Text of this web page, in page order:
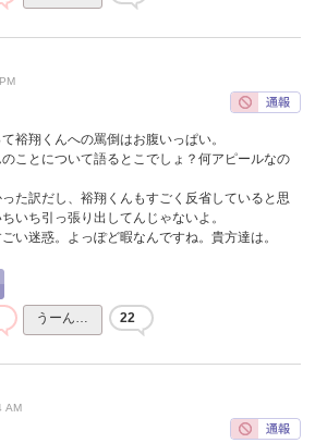
裕翔くんへの罵倒はお腹いっぱい。
ことについて語るとこでしょ？何アピールなの
た訳だし、裕翔くんもすごく反省していると思
いち引っ張り出してんじゃないよ。
い迷惑。よっぽど暇なんですね。貴方達は。
うーん… 22
AM